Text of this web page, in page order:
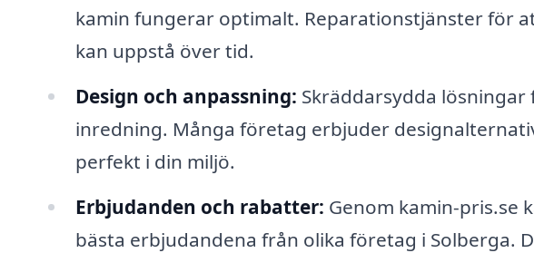
kamin fungerar optimalt. Reparationstjänster för
kan uppstå över tid.
Design och anpassning: Skräddarsydda
inredning. Många företag erbjuder
perfekt i din miljö.
Erbjudanden och rabatter: Genom kamin-pris.se
bästa erbjudandena från olika företag i Solberga.